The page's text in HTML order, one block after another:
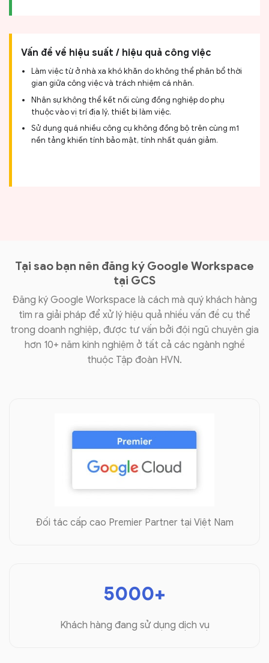
Vấn đề về hiệu suất / hiệu quả công việc
Làm việc từ ở nhà xa khó khăn do không thể phân bổ thời
gian giữa công việc và trách nhiệm cá nhân.
Nhân sự không thể kết nối cùng đồng nghiệp do phụ
thuộc vào vị trí địa lý, thiết bị làm việc.
Sử dụng quá nhiều công cụ không đồng bộ trên cùng m1
nền tảng khiến tính bảo mật, tính nhất quán giảm.
Tại sao bạn nên đăng ký Google Workspace
tại GCS
Đăng ký Google Workspace là cách mà quý khách hàng
tìm ra giải pháp để xử lý hiệu quả nhiều vấn đề cụ thể
trong doanh nghiệp, được tư vấn bởi đội ngũ chuyên gia
hơn 10+ năm kinh nghiệm ở tất cả các ngành nghề
thuộc Tập đoàn HVN.
Đối tác cấp cao Premier Partner tại Việt Nam
5000+
Khách hàng đang sử dụng dịch vụ